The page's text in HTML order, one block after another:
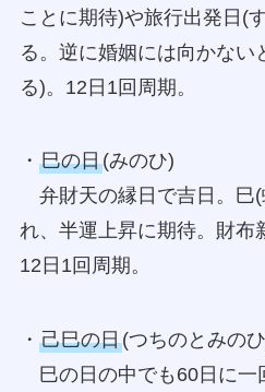
ことに期待)や旅行出発日(
る。逆に婚姻には向かない
る)。12日1回周期。
・ 巳の日(みのひ)
弁財天の縁日で吉日。巳(
れ、半運上昇に期待。財布
12日1回周期。
・ 己巳の日(つちのとみの
巳の日の中でも60日に一